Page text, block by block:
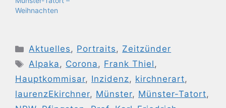
Weihnachten
Kategorien
Aktuelles, Portraits, Zeitzünder
Schlagwörter
Alpaka, Corona, Frank Thiel,
Hauptkommisar, Inzidenz, kirchnerart,
laurenzEkirchner, Münster, Münster-Tatort,